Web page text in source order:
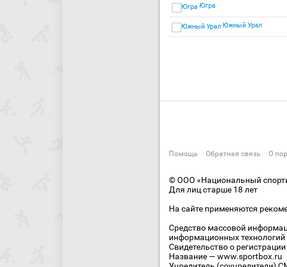
Югра
Южный Урал
Помощь Обратная связь О
© ООО «Национальный
Для лиц старше 18 лет
На сайте применяются
Средство массовой
информационных
Свидетельство о
Название — www.sportbox.ru